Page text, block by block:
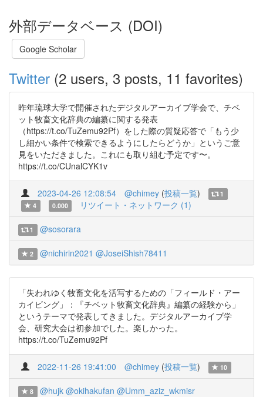
外部データベース (DOI)
Google Scholar
Twitter (2 users, 3 posts, 11 favorites)
昨年琉球大学で開催されたデジタルアーカイブ学会で、チベ
ット牧畜文化辞典の編纂に関する発表
（https://t.co/TuZemu92Pf）をした際の質疑応答で「もう少
し細かい条件で検索できるようにしたらどうか」というご意
見をいただきました。これにも取り組む予定です〜。
https://t.co/CUnalCYK1v
2023-04-26 12:08:54 @chimey (投稿一覧)
1
4
0.000 リツイート・ネットワーク (1)
1 @sosorara
2 @nichirin2021 @JoseiShish78411
「失われゆく牧畜文化を活写するための「フィールド・アー
カイビング」：『チベット牧畜文化辞典』編纂の経験から」
というテーマで発表してきました。デジタルアーカイブ学
会、研究大会は初参加でした。楽しかった。
https://t.co/TuZemu92Pf
2022-11-26 19:41:00 @chimey (投稿一覧) 10
8 @hujk @okihakufan @Umm_aziz_wkmisr